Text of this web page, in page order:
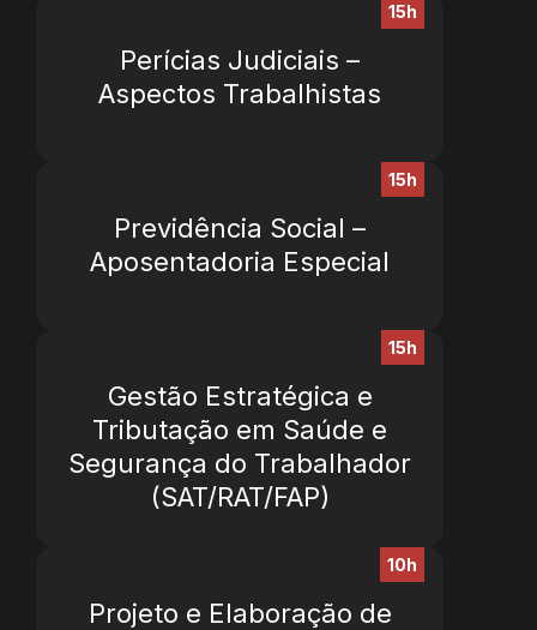
15h
Perícias Judiciais –
Aspectos Trabalhistas
15h
Previdência Social –
Aposentadoria Especial
15h
Gestão Estratégica e
Tributação em Saúde e
Segurança do Trabalhador
(SAT/RAT/FAP)
10h
Projeto e Elaboração de